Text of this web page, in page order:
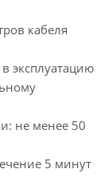
кабеля
эксплуатацию
не менее 50
5 минут